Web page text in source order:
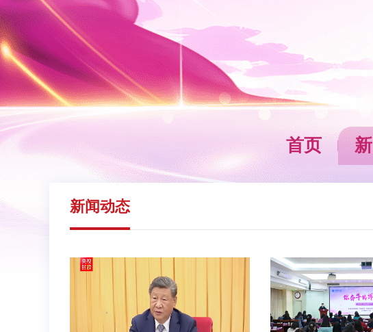
首页
新闻动态